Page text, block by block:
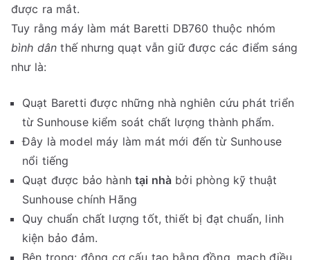
được ra mắt.
Tuy rằng máy làm mát Baretti DB760 thuộc nhóm
bình dân thế nhưng quạt vẫn giữ được các điểm sáng
như là:
Quạt Baretti được những nhà nghiên cứu phát triển
từ Sunhouse kiểm soát chất lượng thành phẩm.
Đây là model máy làm mát mới đến từ Sunhouse
nổi tiếng
Quạt được bảo hànhtại nhà bởi phòng kỹ thuật
Sunhouse chính Hãng
Quy chuẩn chất lượng tốt, thiết bị đạt chuẩn, linh
kiện bảo đảm.
Bên trong: động cơ cấu tạo bằng đồng, mạch điều